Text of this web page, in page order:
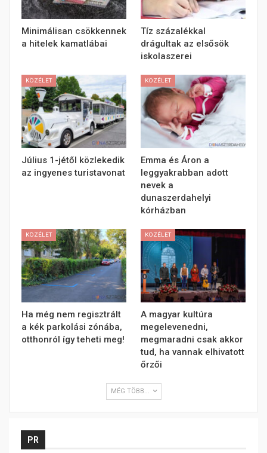
Minimálisan csökkennek
a hitelek kamatlábai
Tíz százalékkal
drágultak az elsősök
iskolaszerei
KÖZÉLET
Július 1-jétől közlekedik
az ingyenes turistavonat
KÖZÉLET
Emma és Áron a
leggyakrabban adott
nevek a
dunaszerdahelyi
kórházban
KÖZÉLET
Ha még nem regisztrált
a kék parkolási zónába,
otthonról így teheti meg!
KÖZÉLET
A magyar kultúra
megelevenedni,
megmaradni csak akkor
tud, ha vannak elhivatott
őrzői
MÉG TÖBB...
PR